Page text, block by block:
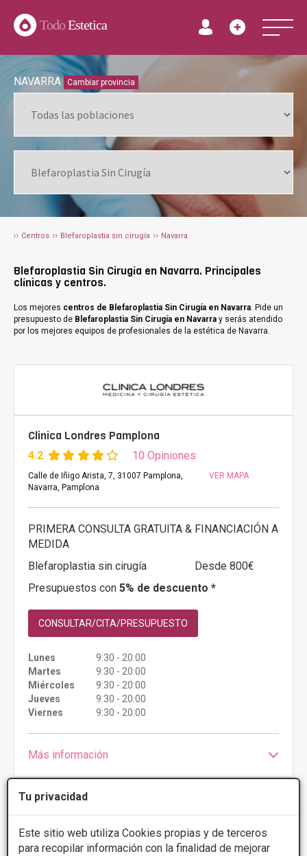
Tu privacidad
Este sitio web utiliza Cookies propias y de terceros
para recopilar información con la finalidad de mejorar
TodoEstetica
NAVARRA Cambiar provincia
Centros Blefaroplastia sin cirugía Navarra
Blefaroplastia Sin Cirugía en Navarra. Principales
clínicas y centros.
Los mejores centros de Blefaroplastia Sin Cirugía en Navarra. Pide un
presupuesto de Blefaroplastia Sin Cirugía en Navarra y serás atendido
por los mejores equipos de profesionales de la estética de Navarra.
Clinica Londres Pamplona
4.2 10 Opiniones
Calle de Iñigo Arista, 7, 31007 Pamplona,
Navarra, Pamplona
VER MAPA
PRIMERA CONSULTA GRATUITA & FINANCIACIÓN A
MEDIDA
Blefaroplastia sin cirugía
Desde 800€
Presupuestos con 5% de descuento *
CONSULTAR/CITA/PRESUPUESTO
Lunes
9:30 - 20:00
Martes
9:30 - 20:00
Miércoles
9:30 - 20:00
Jueves
9:30 - 20:00
Viernes
9:30 - 20:00
Más información
1 de 1